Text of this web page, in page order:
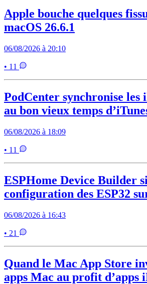
Apple bouche quelques
macOS 26.6.1
06/08/2026 à 20:10
• 11
PodCenter synchronise les
au bon vieux temps
06/08/2026 à 18:09
• 11
ESPHome Device Builder
configuration des ESP32
06/08/2026 à 16:43
• 21
Quand le Mac App Store
apps Mac au profit d’apps